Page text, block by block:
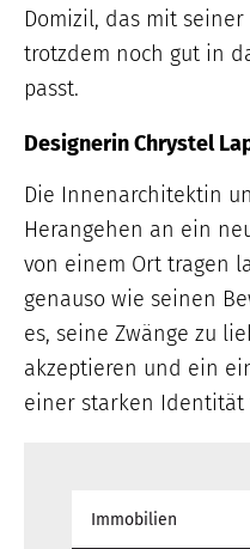
Domizil, das mit
trotzdem noch gut in
passt.
Designerin Chrystel
Die Innenarchitektin
Herangehen an ein
von einem Ort tragen
genauso wie seinen
es, seine Zwänge zu
akzeptieren und ein
einer starken Identität
Immobilien